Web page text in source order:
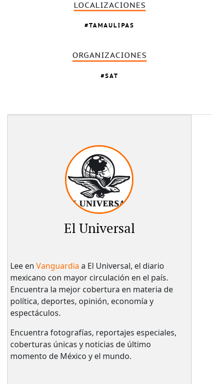
LOCALIZACIONES
TAMAULIPAS
ORGANIZACIONES
SAT
El Universal
Lee en Vanguardia a El Universal, el diario
mexicano con mayor circulación en el país.​
Encuentra la mejor cobertura en materia de
política, deportes, opinión, economía y
espectáculos.
Encuentra fotografías, reportajes especiales,
coberturas únicas y noticias de último
momento de México y el mundo.